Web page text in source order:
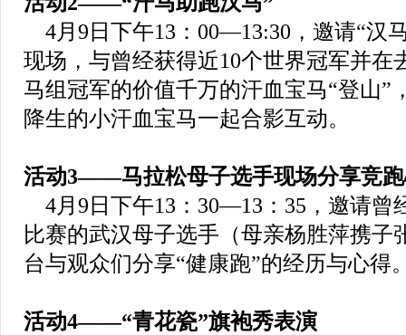
4月9日下午13：00—13:30，邀请“汉
现场，与曾经获得近10个世界冠军并在
马组冠军的价值千万的汗血宝马“登山”
降生的小汗血宝马一起合影互动。
活动3——马拉松母子选手现场分享竞
4月9日下午13：30—13：35，邀请曾
比赛的武汉母子选手（母亲杨胜萍携子
台与观众们分享“健康跑”的经历与心得
活动4——“青花瓷”旗袍秀表演